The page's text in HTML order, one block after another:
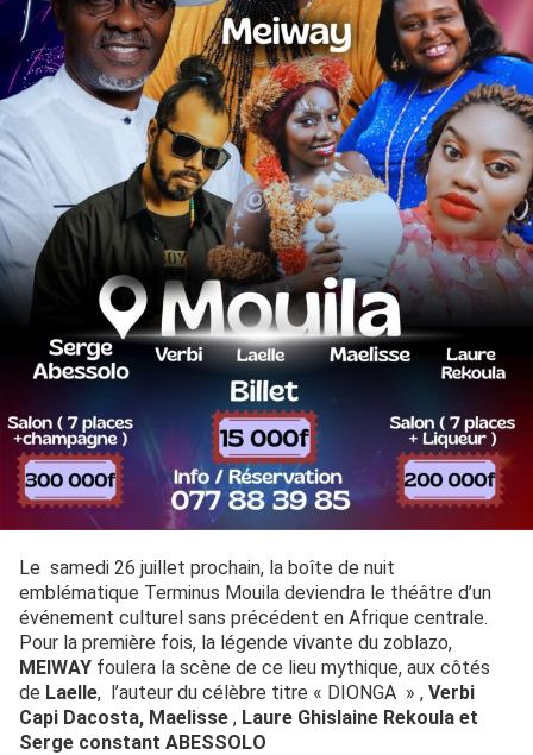
Le samedi 26 juillet prochain, la boîte de nuit
emblématique Terminus Mouila deviendra le théâtre d’un
événement culturel sans précédent en Afrique centrale.
Pour la première fois, la légende vivante du zoblazo,
MEIWAY foulera la scène de ce lieu mythique, aux côtés
de Laelle, l’auteur du célèbre titre « DIONGA » , Verbi
Capi Dacosta, Maelisse , Laure Ghislaine Rekoula et
Serge constant ABESSOLO